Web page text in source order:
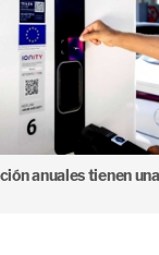
anuales tienen